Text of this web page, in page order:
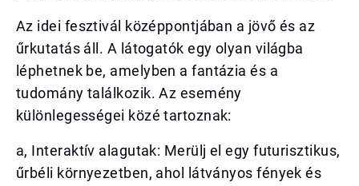
Az idei fesztivál középpontjában a jövő és az
űrkutatás áll. A látogatók egy olyan világba
léphetnek be, amelyben a fantázia és a
tudomány találkozik. Az esemény
különlegességei közé tartoznak:
a, Interaktív alagutak: Merülj el egy futurisztikus,
űrbéli környezetben, ahol látványos fények és